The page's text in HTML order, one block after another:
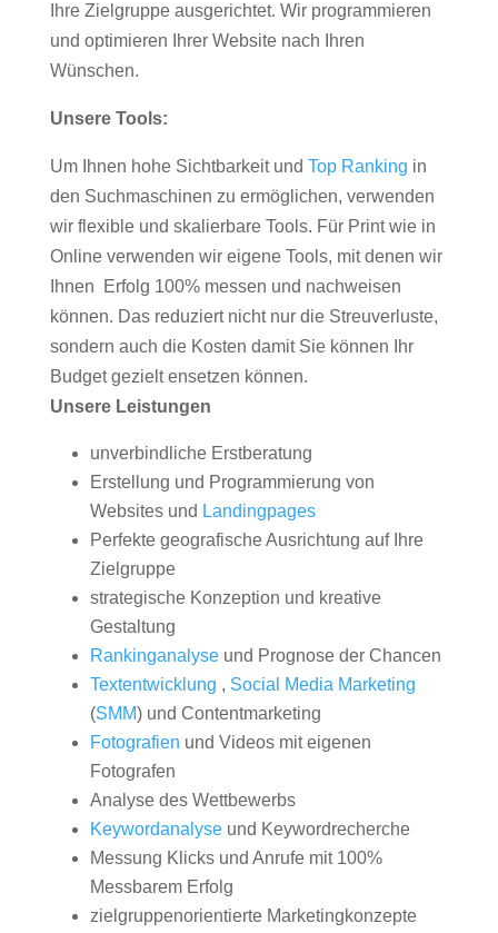
Ihre Zielgruppe ausgerichtet. Wir programmieren
und optimieren Ihrer Website nach Ihren
Wünschen.
Unsere Tools:
Um Ihnen hohe Sichtbarkeit und Top Ranking in
den Suchmaschinen zu ermöglichen, verwenden
wir flexible und skalierbare Tools. Für Print wie in
Online verwenden wir eigene Tools, mit denen wir
Ihnen Erfolg 100% messen und nachweisen
können. Das reduziert nicht nur die Streuverluste,
sondern auch die Kosten damit Sie können Ihr
Budget gezielt ensetzen können.
Unsere Leistungen
unverbindliche Erstberatung
Erstellung und Programmierung von
Websites und Landingpages
Perfekte geografische Ausrichtung auf Ihre
Zielgruppe
strategische Konzeption und kreative
Gestaltung
Rankinganalyseund Prognose der Chancen
Textentwicklung , Social Media Marketing
(SMM) und Contentmarketing
Fotografien und Videos mit eigenen
Fotografen
Analyse des Wettbewerbs
Keywordanalyseund Keywordrecherche
Messung Klicks und Anrufe mit 100%
Messbarem Erfolg
zielgruppenorientierte Marketingkonzepte